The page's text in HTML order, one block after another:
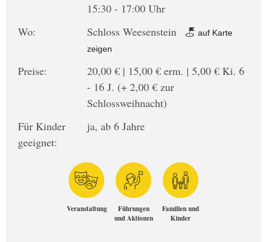
15:30 - 17:00 Uhr
Wo:
Schloss Weesenstein
auf Karte
zeigen
Preise:
20,00 € | 15,00 € erm. | 5,00 € Ki. 6
- 16 J. (+ 2,00 € zur
Schlossweihnacht)
Für Kinder
geeignet:
ja, ab 6 Jahre
Veranstaltung
Führungen
und Aktionen
Familien und
Kinder